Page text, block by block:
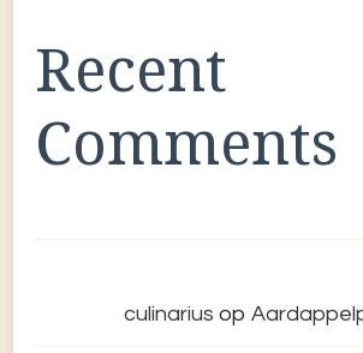
Recent
Comments
culinarius op